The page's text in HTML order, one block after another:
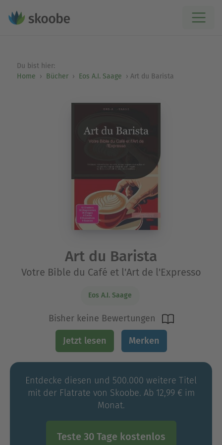
Du bist hier:
Home
Bücher Eos A.I. Saage Art du Barista
Art du Barista
Votre Bible du Café et l'Art de l'Expresso
Eos A.I. Saage
Bisher keine Bewertungen
Jetzt lesen Merken
Entdecke diesen und 500.000 weitere Titel
mit der Flatrate von Skoobe. Ab 12,99 € im
Monat.
Teste 30 Tage kostenlos